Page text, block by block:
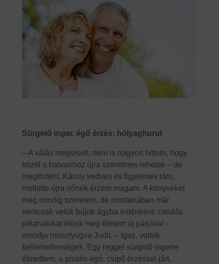
Sürgető inger, égő érzés: hólyaghurut
– A válás megviselt, nem is nagyon hittem, hogy
közel a hatvanhoz újra szerelmes lehetek – de
megtörtént. Károly kedves és figyelmes társ,
mellette újra nőnek érzem magam. A könyveket
még mindig szeretem, de mostanában már
nemcsak velük bújok ágyba esténként: csodás
pillanatokat élünk meg életem új párjával –
mondja mosolyogva Judit. – Igaz, voltak
kellemetlenségek. Egy reggel sürgető ingerre
ébredtem, a pisilés égő, csípő érzéssel járt,